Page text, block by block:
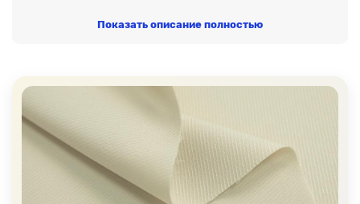
вечеринок и тематических мероприятий, украшений и
атмосферу торжественных событий.
Ширина фатина в горошек с флоком составляет 150
сантиметров, что делает его достаточно удобным в работе
для большинства проектов. Плотность ткани – 22 грамма на
квадратный метр, что гарантирует его легкость и
невесомость, сохраняя при этом четкость рисунка и фактуру.
В нашем интернет-магазине фатин с флоком представлен в
Показать описание полностью